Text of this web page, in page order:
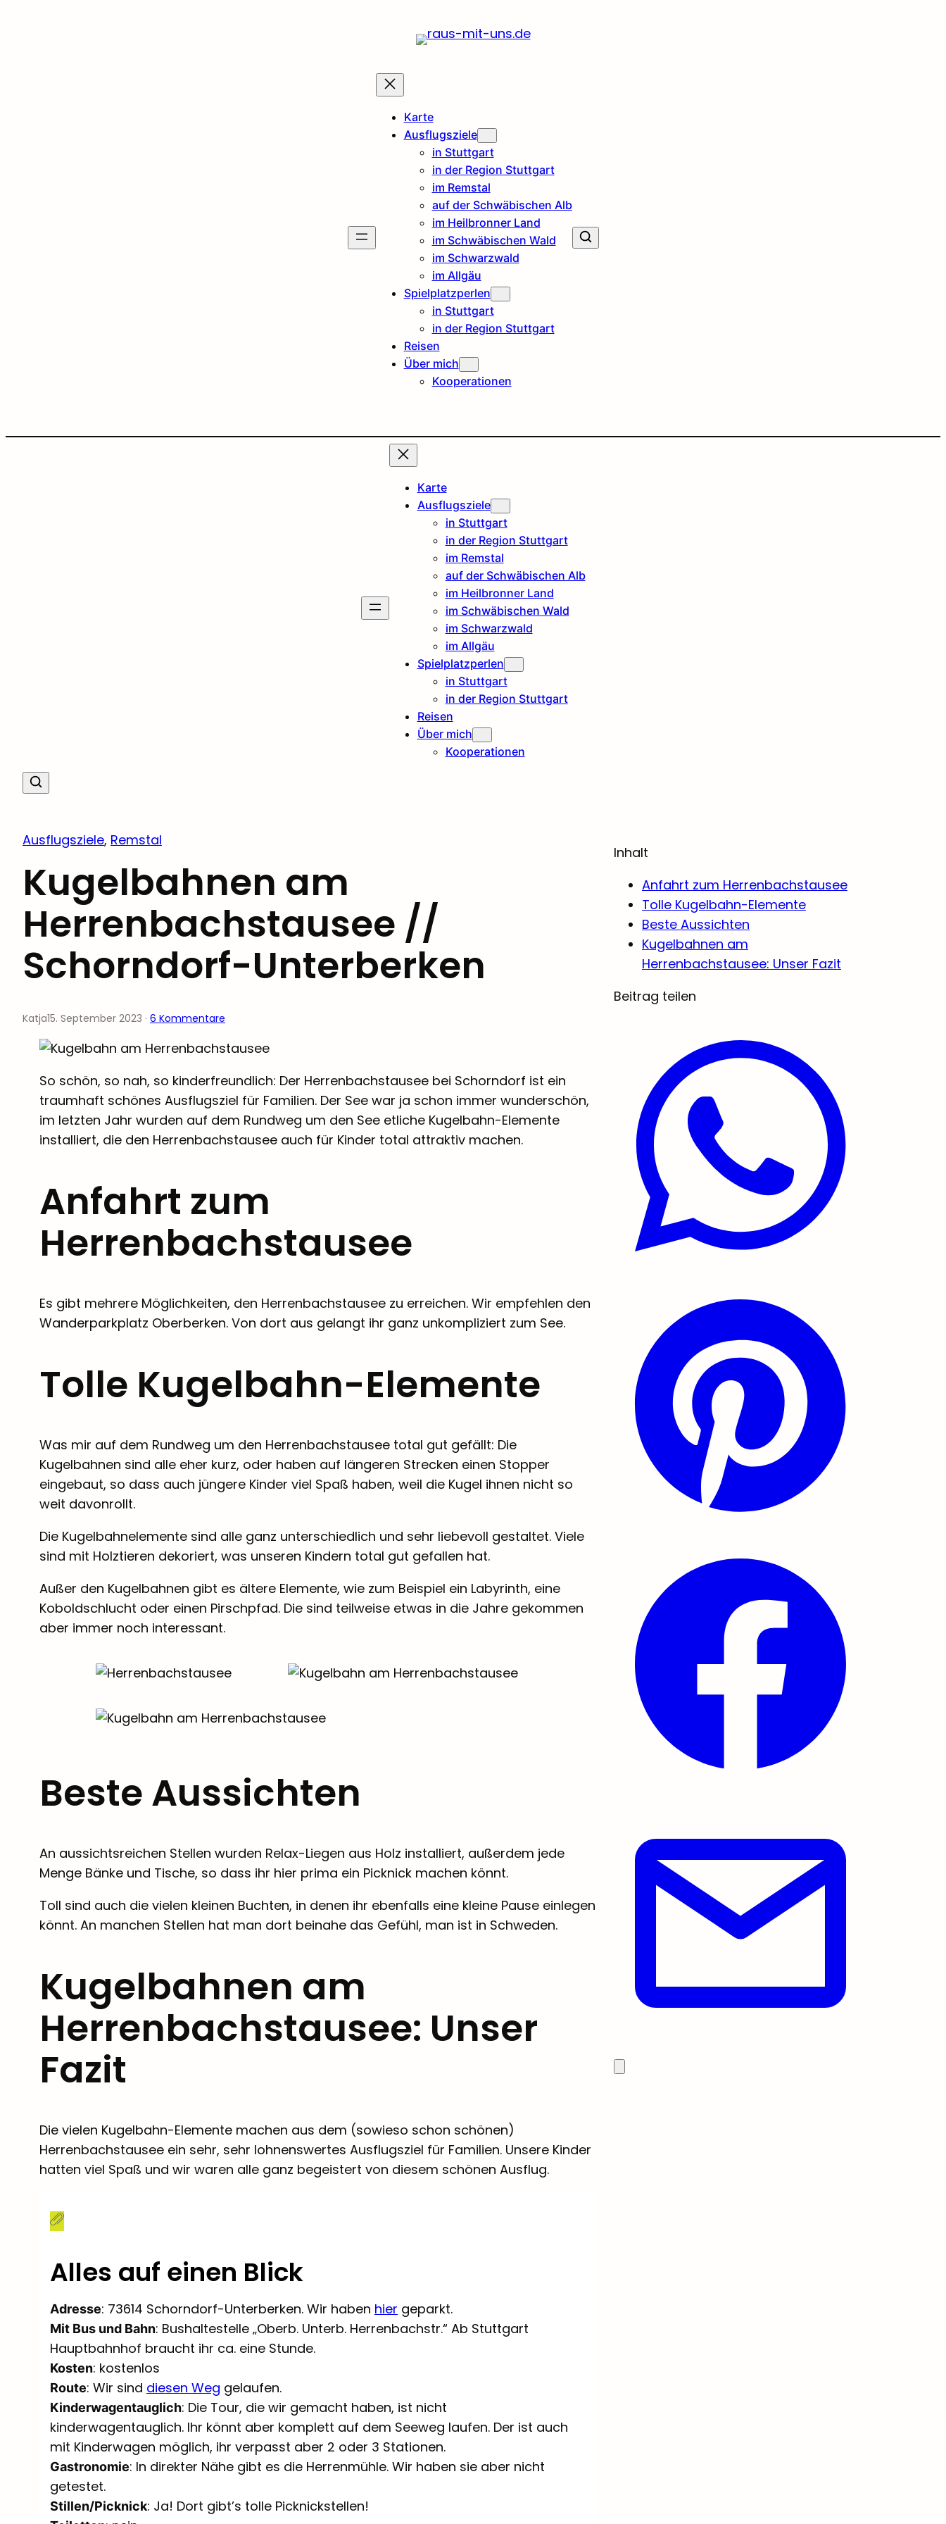
Karte
Ausflugsziele
in Stuttgart
in der Region Stuttgart
im Remstal
auf der Schwäbischen Alb
im Heilbronner Land
im Schwäbischen Wald
im Schwarzwald
im Allgäu
Spielplatzperlen
in Stuttgart
in der Region Stuttgart
Reisen
Über mich
Kooperationen
Karte
Ausflugsziele
in Stuttgart
in der Region Stuttgart
im Remstal
auf der Schwäbischen Alb
im Heilbronner Land
im Schwäbischen Wald
im Schwarzwald
im Allgäu
Spielplatzperlen
in Stuttgart
in der Region Stuttgart
Reisen
Über mich
Kooperationen
Ausflugsziele, Remstal
Kugelbahnen am
Herrenbachstausee //
Schorndorf-Unterberken
Katja15. September 2023 · 6 Kommentare
So schön, so nah, so kinderfreundlich: Der Herrenbachstausee bei Schorndorf ist ein
traumhaft schönes Ausflugsziel für Familien. Der See war ja schon immer wunderschön,
im letzten Jahr wurden auf dem Rundweg um den See etliche Kugelbahn-Elemente
installiert, die den Herrenbachstausee auch für Kinder total attraktiv machen.
Anfahrt zum
Herrenbachstausee
Es gibt mehrere Möglichkeiten, den Herrenbachstausee zu erreichen. Wir empfehlen den
Wanderparkplatz Oberberken. Von dort aus gelangt ihr ganz unkompliziert zum See.
Tolle Kugelbahn-Elemente
Was mir auf dem Rundweg um den Herrenbachstausee total gut gefällt: Die
Kugelbahnen sind alle eher kurz, oder haben auf längeren Strecken einen Stopper
eingebaut, so dass auch jüngere Kinder viel Spaß haben, weil die Kugel ihnen nicht so
weit davonrollt.
Die Kugelbahnelemente sind alle ganz unterschiedlich und sehr liebevoll gestaltet. Viele
sind mit Holztieren dekoriert, was unseren Kindern total gut gefallen hat.
Außer den Kugelbahnen gibt es ältere Elemente, wie zum Beispiel ein Labyrinth, eine
Koboldschlucht oder einen Pirschpfad. Die sind teilweise etwas in die Jahre gekommen
aber immer noch interessant.
Beste Aussichten
An aussichtsreichen Stellen wurden Relax-Liegen aus Holz installiert, außerdem jede
Menge Bänke und Tische, so dass ihr hier prima ein Picknick machen könnt.
Toll sind auch die vielen kleinen Buchten, in denen ihr ebenfalls eine kleine Pause einlegen
könnt. An manchen Stellen hat man dort beinahe das Gefühl, man ist in Schweden.
Kugelbahnen am
Herrenbachstausee: Unser
Fazit
Die vielen Kugelbahn-Elemente machen aus dem (sowieso schon schönen)
Herrenbachstausee ein sehr, sehr lohnenswertes Ausflugsziel für Familien. Unsere Kinder
hatten viel Spaß und wir waren alle ganz begeistert von diesem schönen Ausflug.
Alles auf einen Blick
Adresse: 73614 Schorndorf-Unterberken. Wir haben hier geparkt.
Mit Bus und Bahn: Bushaltestelle „Oberb. Unterb. Herrenbachstr.“ Ab Stuttgart
Hauptbahnhof braucht ihr ca. eine Stunde.
Kosten: kostenlos
Route: Wir sind diesen Weg gelaufen.
Kinderwagentauglich: Die Tour, die wir gemacht haben, ist nicht
kinderwagentauglich. Ihr könnt aber komplett auf dem Seeweg laufen. Der ist auch
mit Kinderwagen möglich, ihr verpasst aber 2 oder 3 Stationen.
Gastronomie: In direkter Nähe gibt es die Herrenmühle. Wir haben sie aber nicht
getestet.
Stillen/Picknick: Ja! Dort gibt’s tolle Picknickstellen!
Inhalt
Anfahrt zum Herrenbachstausee
Tolle Kugelbahn-Elemente
Beste Aussichten
Kugelbahnen am
Herrenbachstausee: Unser Fazit
Beitrag teilen